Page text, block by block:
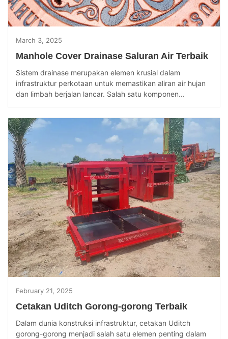
March 3, 2025
Manhole Cover Drainase Saluran Air Terbaik
Sistem drainase merupakan elemen krusial dalam
infrastruktur perkotaan untuk memastikan aliran air hujan
dan limbah berjalan lancar. Salah satu komponen...
February 21, 2025
Cetakan Uditch Gorong-gorong Terbaik
Dalam dunia konstruksi infrastruktur, cetakan Uditch
gorong-gorong menjadi salah satu elemen penting dalam